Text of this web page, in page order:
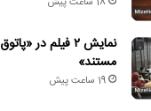
نمایش ۲ فیلم در «پاتوق
مستند»
19 ساعت پیش